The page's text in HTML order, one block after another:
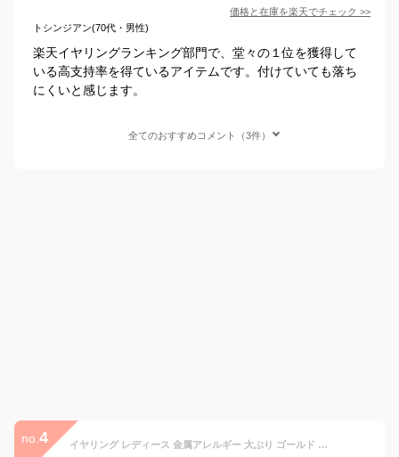
価格と在庫を楽天でチェック >>
トシンジアン(70代・男性)
楽天イヤリングランキング部門で、堂々の１位を獲得して
いる高支持率を得ているアイテムです。付けていても落ち
にくいと感じます。
全てのおすすめコメント（3件）
no. 4 イヤリング レディース 金属アレルギー 大ぶり ゴールド アレルギー 樹脂 クリップ ニッケルフリー アレルギー対応 痛くない ノンホール かわいい フープ ドロップ 揺れる 大きめ 両耳 | ノンホールピアス シンプル 18K 人気 アクセサリー 2000円 ポッキリ 送料無料